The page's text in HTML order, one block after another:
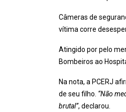
Câmeras de
vítima corre
Atingido por pelo
Bombeiros ao
Na nota, a PCERJ
de seu filho. “Não
brutal”, declarou.